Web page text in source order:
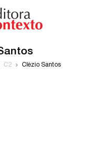
C2 Clézio Santos